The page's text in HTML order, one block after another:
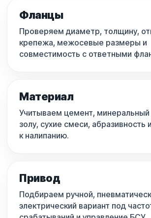
Фланцы
Проверяем диаметр, толщину,
крепежа, межосевые размеры и
совместимость с ответными
Материал
Учитываем цемент,
золу, сухие смеси, абразивность
к налипанию.
Привод
Подбираем ручной,
электрический вариант под